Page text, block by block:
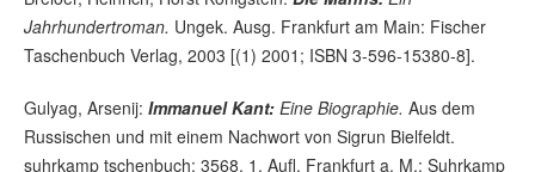
Jahrhundertroman. Ungek. Ausg. Frankfurt am Main: Fischer
Taschenbuch Verlag, 2003 [(1) 2001; ISBN 3-596-15380-8].
Gulyag, Arsenij: Immanuel Kant: Eine Biographie. Aus dem
Russischen und mit einem Nachwort von Sigrun Bielfeldt.
suhrkamp tschenbuch: 3568. 1. Aufl. Frankfurt a. M.: Suhrkamp